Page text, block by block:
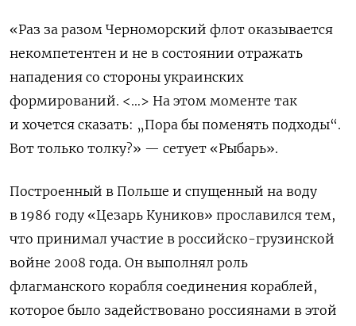
«Раз за разом Черноморский флот оказывается
некомпетентен и не в состоянии отражать
нападения со стороны украинских
формирований. <…> На этом моменте так
и хочется сказать: „Пора бы поменять подходы“.
Вот только толку?» — сетует «Рыбарь».
Построенный в Польше и спущенный на воду
в 1986 году «Цезарь Куников» прославился тем,
что принимал участие в российско-грузинской
войне 2008 года. Он выполнял роль
флагманского корабля соединения кораблей,
которое было задействовано россиянами в этой